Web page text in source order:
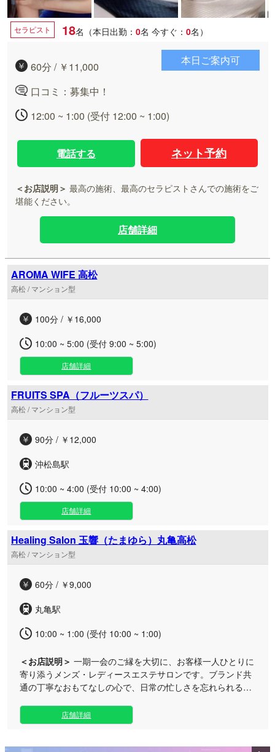
セラピスト 18名（本日出勤： 0名 今すぐ： 0名）
60分 / ￥11,000
口コミ：募集中！
12:00 ~ 1:00 (受付 12:00 ~ 1:00)
本日ご案内可
電話する ネット予約
＜お店説明＞ 最高の施術、最高のセラピストさんでの施術をご
堪能ください。
店舗詳細
AROMA WIFE 高松
高松 / マンション型
100分 / ￥16,000
10:00 ~ 5:00 (受付 9:00 ~ 5:00)
店舗詳細
FRUITS SPA（フルーツスパ）
高松 / マンション型
90分 / ￥12,000
沖松島駅
10:00 ~ 4:00 (受付 10:00 ~ 4:00)
店舗詳細
Healing Salon 玉響（たまゆら）丸亀高松
高松 / マンション型
60分 / ￥9,000
丸亀駅
10:00 ~ 1:00 (受付 10:00 ~ 1:00)
＜お店説明＞ 一期一会のご縁を大切に、お客様一人ひとりに
寄り添うメンズ・レディースエステサロンです。ブランド共
通の丁寧なおもてなしの心で、日常の忙しさを忘れられる極
ムは、落ち着いたプライベート空間となっており、人目を気
にせずリラックスしていただけます。厳選されたアロマオイ
店舗詳細